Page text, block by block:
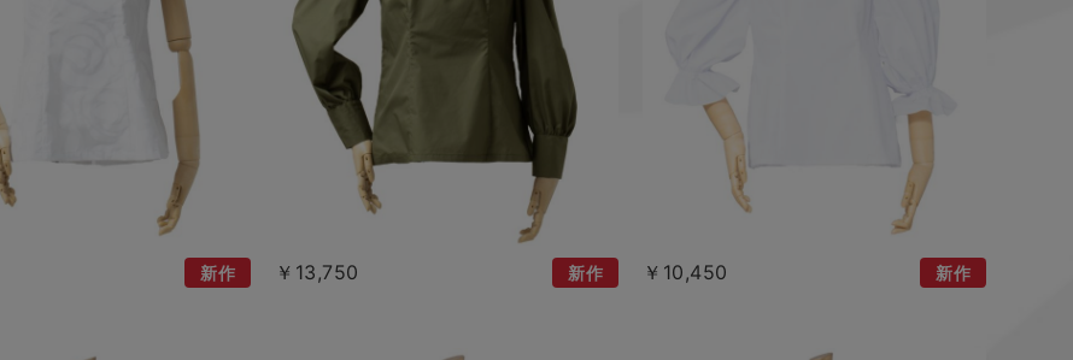
新作 ￥13,750 新作 ￥10,450 新作